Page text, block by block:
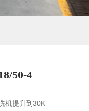
50-4
机提升到30K